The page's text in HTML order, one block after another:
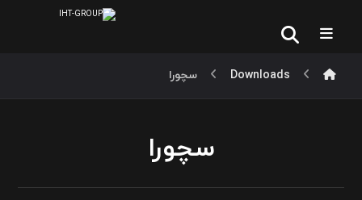
Downloads سچورا
سچورا